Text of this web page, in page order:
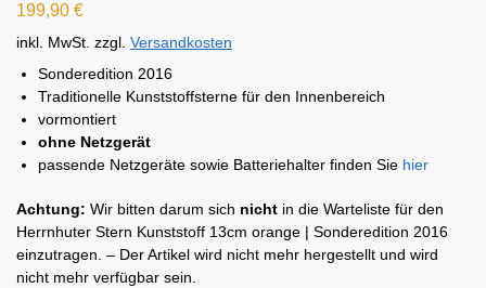
199,90 €
inkl. MwSt. zzgl. Versandkosten
Sonderedition 2016
Traditionelle Kunststoffsterne für den Innenbereich
vormontiert
ohne Netzgerät
passende Netzgeräte sowie Batteriehalter finden Sie hier
Achtung: Wir bitten darum sich nicht in die Warteliste für den
Herrnhuter Stern Kunststoff 13cm orange | Sonderedition 2016
einzutragen. – Der Artikel wird nicht mehr hergestellt und wird
nicht mehr verfügbar sein.